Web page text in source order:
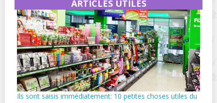
ARTICLES UTILES
Ils sont saisis immédiatement: 10 petites choses utiles du